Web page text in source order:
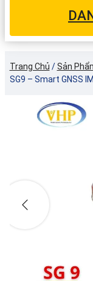
Trang Chủ / Sản
SG9 – Smart GNSS